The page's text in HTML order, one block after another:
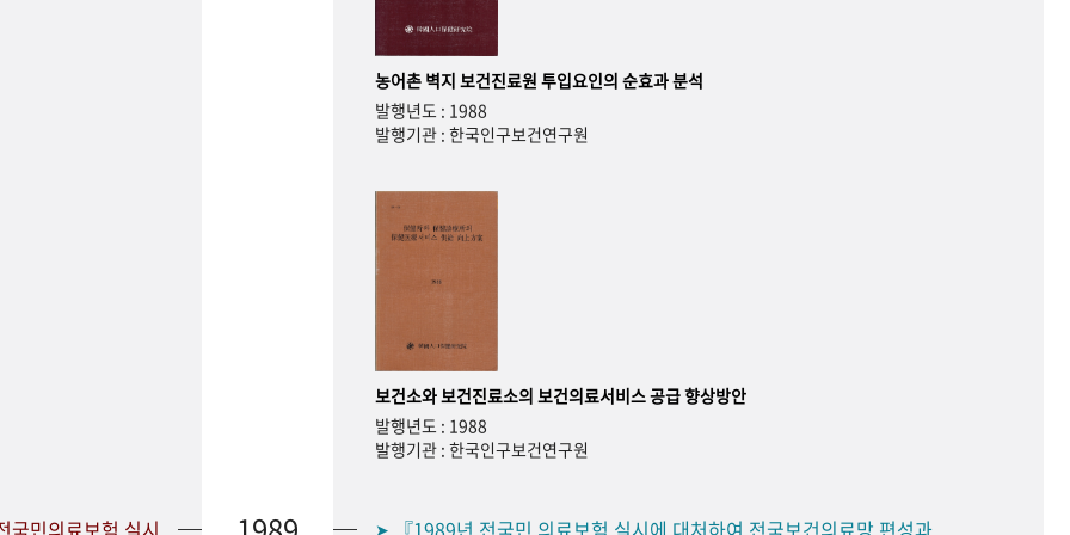
농어촌 벽지 보건진료원 투입요인의 순효과 분석
발행년도 : 1988
발행기관 : 한국인구보건연구원
보건소와 보건진료소의 보건의료서비스 공급 향상방안
발행년도 : 1988
발행기관 : 한국인구보건연구원
➤